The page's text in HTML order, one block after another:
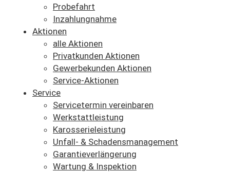
Probefahrt
Inzahlungnahme
Aktionen
alle Aktionen
Privatkunden Aktionen
Gewerbekunden Aktionen
Service-Aktionen
Service
Servicetermin vereinbaren
Werkstattleistung
Karosserieleistung
Unfall- & Schadensmanagement
Garantieverlängerung
Wartung & Inspektion